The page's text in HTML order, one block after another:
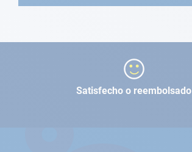
Satisfecho o reembolsado